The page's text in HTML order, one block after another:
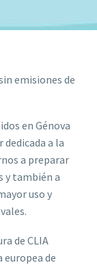
emisiones de
en Génova
a la
a preparar
y también a
uso y
de CLIA
de